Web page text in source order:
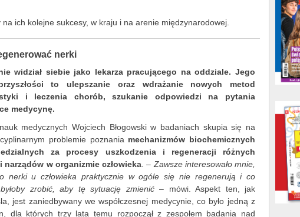
ich kolejne sukcesy, w kraju i na arenie międzynarodowej.
nerki
widział siebie jako lekarza pracującego na oddziale. Jego
to ulepszanie oraz wdrażanie nowych metod
i leczenia chorób, szukanie odpowiedzi na pytania
medycynę.
medycznych Wojciech Błogowski w badaniach skupia się na
problemie poznania mechanizmów biochemicznych
za procesy uszkodzenia i regeneracji różnych
narządów w organizmie człowieka . – Zawsze interesowało mnie,
nerki u człowieka praktycznie w ogóle się nie regenerują i co
zrobić, aby tę sytuację zmienić– mówi. Aspekt ten, jak
jest zaniedbywany we współczesnej medycynie, co było jedną z
dla których trzy lata temu rozpoczął z zespołem badania nad